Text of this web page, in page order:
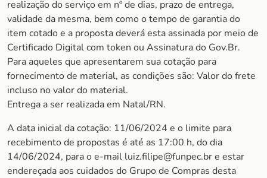
realização do serviço em nº de dias, prazo de entrega,
validade da mesma, bem como o tempo de garantia do
item cotado e a proposta deverá esta assinada por meio de
Certificado Digital com token ou Assinatura do Gov.Br.
Para aqueles que apresentarem sua cotação para
fornecimento de material, as condições são: Valor do frete
incluso no valor do material.
Entrega a ser realizada em Natal/RN.
A data inicial da cotação: 11/06/2024 e o limite para
recebimento de propostas é até as 17:00 h, do dia
14/06/2024, para o e-mail luiz.filipe@funpec.br e estar
endereçada aos cuidados do Grupo de Compras desta